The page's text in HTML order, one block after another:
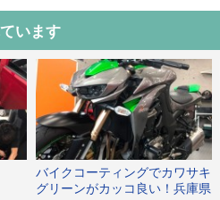
います
バイクコーティングでカワサキ
グリーンがカッコ良い！兵庫県